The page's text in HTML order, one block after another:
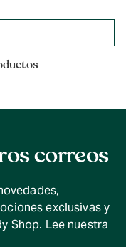
correos
exclusivas y
Shop. Lee nuestra